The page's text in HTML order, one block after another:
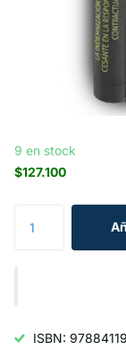
9 en stock
$127.100
ISBN: